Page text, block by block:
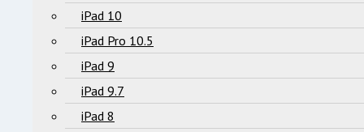
iPad 10
iPad Pro 10.5
iPad 9
iPad 9.7
iPad 8